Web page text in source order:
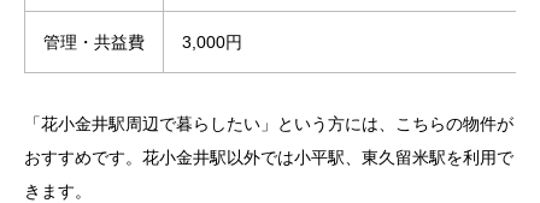
管理・共益費 3,000円
「花小金井駅周辺で暮らしたい」という方には、こちらの物件が
おすすめです。花小金井駅以外では小平駅、東久留米駅を利用で
きます。